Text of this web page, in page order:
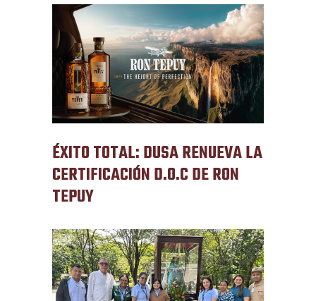
ÉXITO TOTAL: DUSA RENUEVA LA
CERTIFICACIÓN D.O.C DE RON
TEPUY